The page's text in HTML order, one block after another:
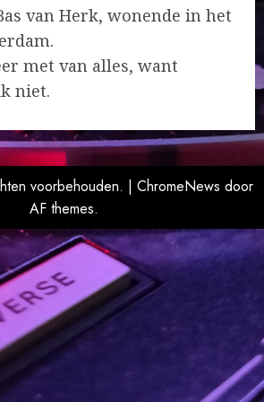
van Herk, wonende in het
met van alles, want
niet.
voorbehouden. | ChromeNews door
AF themes.